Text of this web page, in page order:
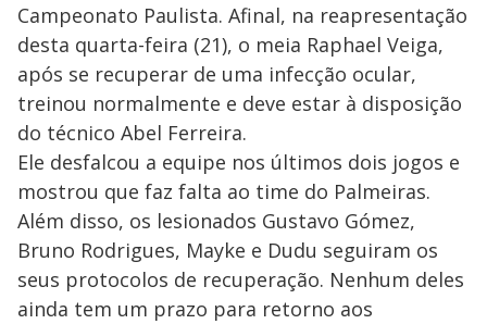
Campeonato Paulista. Afinal, na reapresentação
desta quarta-feira (21), o meia Raphael Veiga,
após se recuperar de uma infecção ocular,
treinou normalmente e deve estar à disposição
do técnico Abel Ferreira.
Ele desfalcou a equipe nos últimos dois jogos e
mostrou que faz falta ao time do Palmeiras.
Além disso, os lesionados Gustavo Gómez,
Bruno Rodrigues, Mayke e Dudu seguiram os
seus protocolos de recuperação. Nenhum deles
ainda tem um prazo para retorno aos